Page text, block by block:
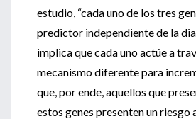
estudio, “cada uno de los tres
predictor independiente de la
implica que cada uno actúe a
mecanismo diferente para
que, por ende, aquellos que
estos genes presenten un riesgo